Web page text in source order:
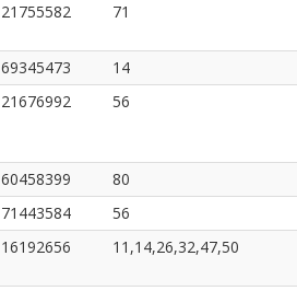
21755582 71
69345473
14
21676992 56
60458399
80
71443584
56
16192656 11,14,26,32,47,50